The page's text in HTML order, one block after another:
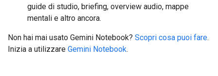
guide di studio, briefing, overview audio, mappe
mentali e altro ancora.
Non hai mai usato Gemini Notebook? Scopri cosa puoi fare.
Inizia a utilizzare Gemini Notebook.